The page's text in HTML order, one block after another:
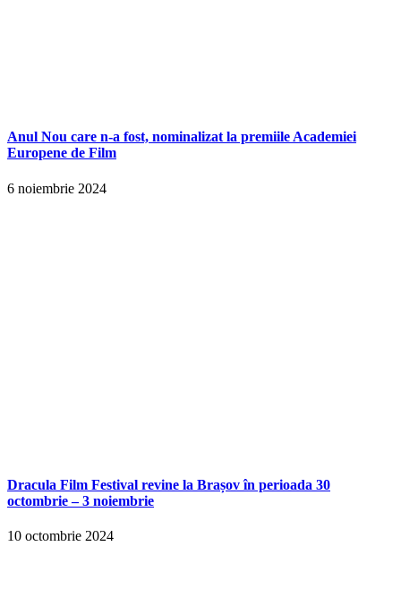
Anul Nou care n-a fost, nominalizat la premiile Academiei
Europene de Film
6 noiembrie 2024
Dracula Film Festival revine la Brașov în perioada 30
octombrie – 3 noiembrie
10 octombrie 2024